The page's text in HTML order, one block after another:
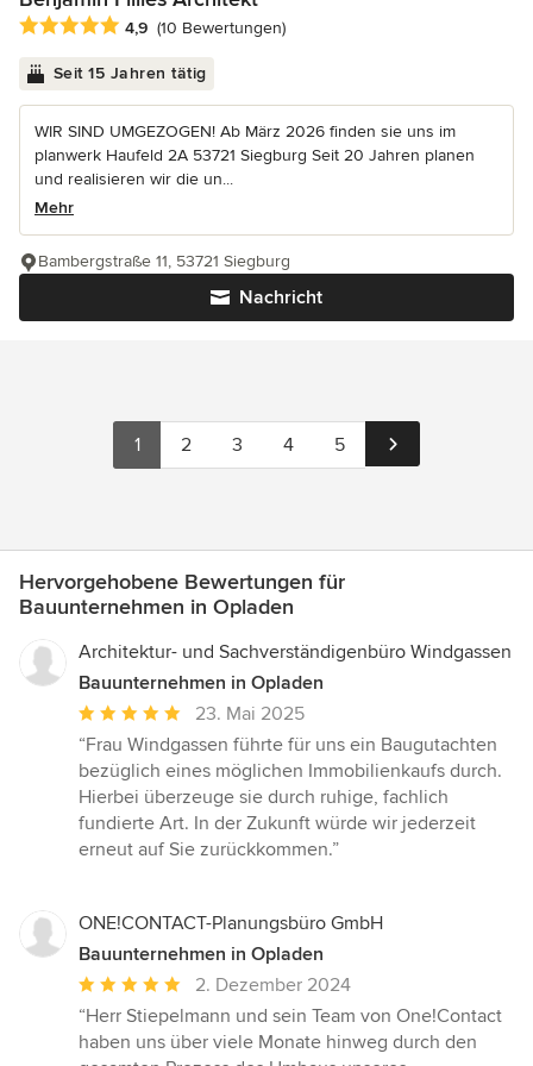
Durchschnittliche Bewertung: 4.9 von 5 Sternen
4,9 (10 Bewertungen)
Seit 15 Jahren tätig
WIR SIND UMGEZOGEN! Ab März 2026 finden sie uns im
planwerk Haufeld 2A 53721 Siegburg Seit 20 Jahren planen
und realisieren wir die un...
Mehr
Nachricht
Bambergstraße 11, 53721 Siegburg
1 2 3 4 5
Hervorgehobene Bewertungen für
Bauunternehmen in Opladen
Architektur- und Sachverständigenbüro Windgassen
Bauunternehmen in Opladen
Durchschnittliche
Bewertung:
5
von
5
Sternen
23. Mai 2025
“Frau Windgassen führte für uns ein Baugutachten
bezüglich eines möglichen Immobilienkaufs durch.
Hierbei überzeuge sie durch ruhige, fachlich
fundierte Art. In der Zukunft würde wir jederzeit
erneut auf Sie zurückkommen.”
ONE!CONTACT-Planungsbüro GmbH
Bauunternehmen in Opladen
Durchschnittliche
Bewertung:
5
2. Dezember 2024
“Herr Stiepelmann und sein Team von One!Contact
haben uns über viele Monate hinweg durch den